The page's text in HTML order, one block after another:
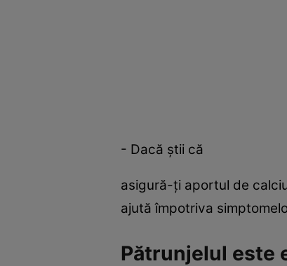
- Dacă ştii că
asigură-ţi aportul de
ajută împotriva
Pătrunjelul este